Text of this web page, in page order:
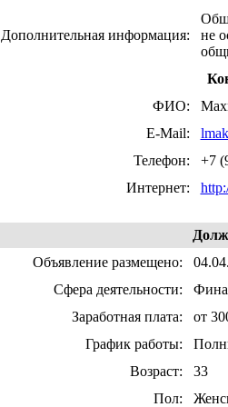
Дополнительная информация:
не
ФИО:
E-Mail:
Телефон:
+7
Интернет:
Объявление размещено:
Сфера деятельности:
Заработная плата:
от
График работы:
Возраст:
33
Пол: